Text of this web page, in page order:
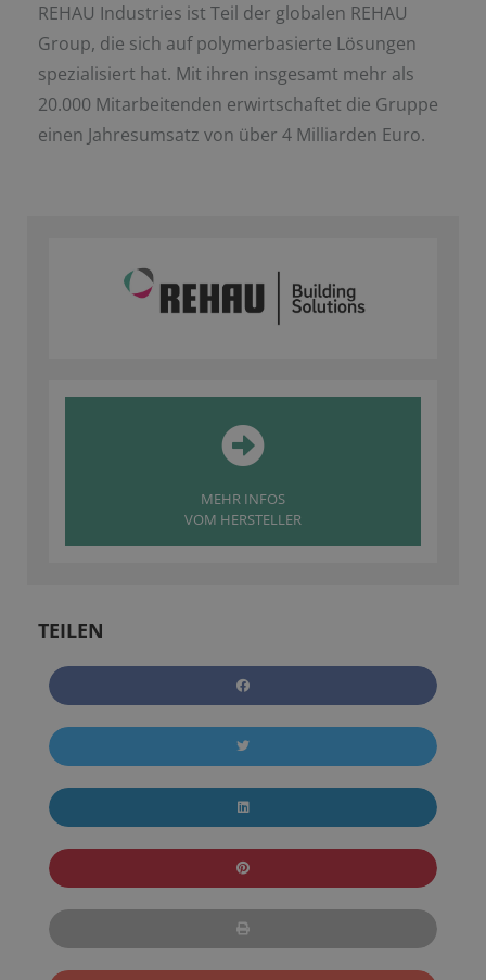
REHAU Industries ist Teil der globalen REHAU
Group, die sich auf polymerbasierte Lösungen
spezialisiert hat. Mit ihren insgesamt mehr als
20.000 Mitarbeitenden erwirtschaftet die Gruppe
einen Jahresumsatz von über 4 Milliarden Euro.
MEHR INFOS
VOM HERSTELLER
TEILEN